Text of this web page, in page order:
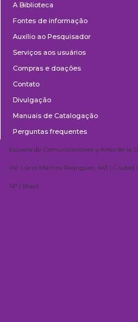
A Biblioteca
Fontes de informação
Auxílio ao Pesquisador
Serviços aos usuários
Compras e doações
Contato
Divulgação
Manuais de Catalogação
Perguntas frequentes
Escuela de Comunicaciones y Artes de la
AV. Lúcio Martins Rodrigues, 443 | Ciudad
SP | Brasil